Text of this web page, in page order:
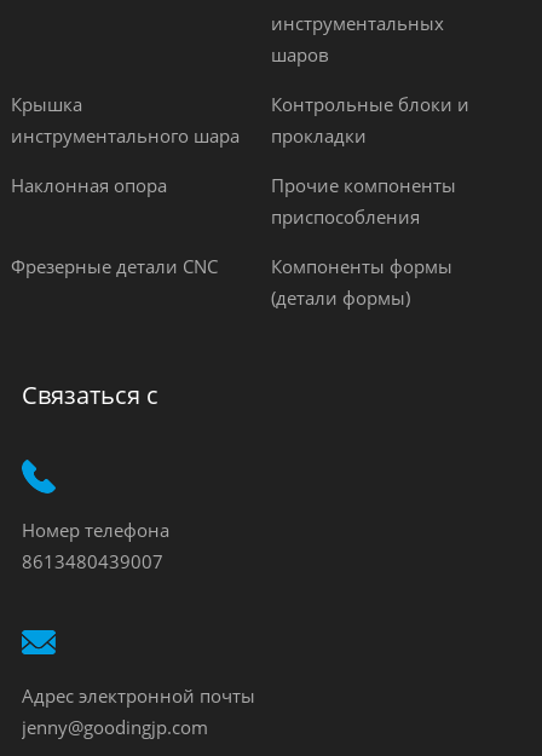
инструментальных
шаров
Крышка
инструментального шара
Контрольные блоки и
прокладки
Наклонная опора
Прочие компоненты
приспособления
Фрезерные детали CNC
Компоненты формы
(детали формы)
Связаться с
Номер телефона
8613480439007
Адрес электронной почты
jenny@goodingjp.com